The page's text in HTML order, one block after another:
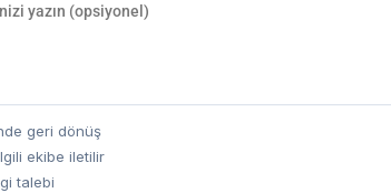
geri dönüş
ekibe iletilir
talebi